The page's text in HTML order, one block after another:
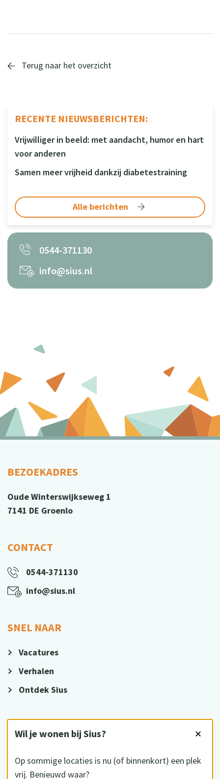
Wil je wonen bij Sius? ✕
Op sommige locaties is nu (of binnenkort) een plek
vrij. Benieuwd waar?
RECENTE NIEUWSBERICHTEN:
Vrijwilliger in beeld: met aandacht, humor en hart
voor anderen
Samen meer vrijheid dankzij diabetestraining
Alle berichten
0544-371130
info@sius.nl
Terug naar het overzicht
BEZOEKADRES
Oude Winterswijkseweg 1
7141 DE Groenlo
CONTACT
0544-371130
info@sius.nl
SNEL NAAR
Vacatures
Verhalen
Ontdek Sius